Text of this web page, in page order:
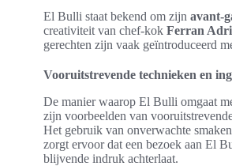
El Bulli staat bekend om zijn avant-
creativiteit van chef-kok Ferran
gerechten zijn vaak geïntroduceerd
Vooruitstrevende technieken en
De manier waarop El Bulli omgaat
zijn voorbeelden van
Het gebruik van onverwachte
zorgt ervoor dat een bezoek aan El
blijvende indruk achterlaat.